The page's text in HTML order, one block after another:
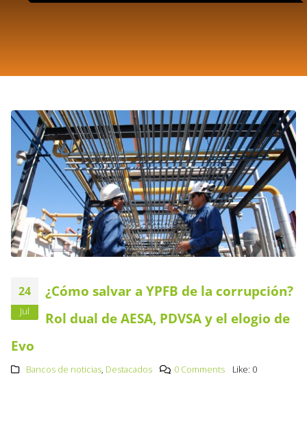
24
Jul
¿Cómo salvar a YPFB de la corrupción?
Rol dual de AESA, PDVSA y el elogio de
Evo
Bancos de noticias, Destacados 0 Comments Like: 0